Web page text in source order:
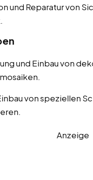
und Reparatur von
und Einbau von
von speziellen
Anzeige